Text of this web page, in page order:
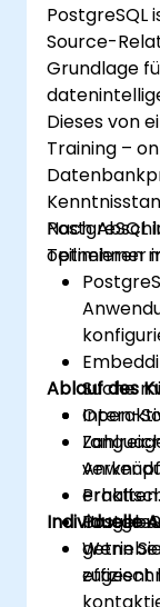
PostgreSQL
Source-
Grundlage
Dieses von
Training –
optimieren
Nach
Teilnehmer
Suche
Open-
effizient
Ablauf des
Individuelle
Wenn